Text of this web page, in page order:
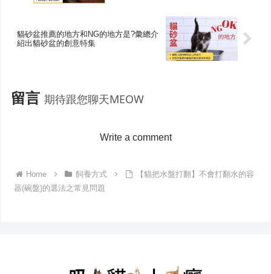
貓砂盆推薦的地方和NG的地方是?彙總介
紹出貓砂盆的創意特集
留言期待跟您聊天MEOW
Write a comment
Home 飼養方式
【貓把水盤打翻】不會打翻水的容
器(碗盤)的選法之常見問題